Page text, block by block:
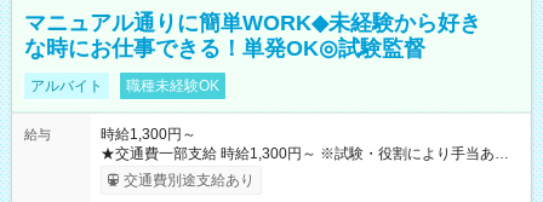
マニュアル通りに簡単WORK◆未経験から好き
な時にお仕事できる！単発OK◎試験監督
アルバイト 職種未経験OK
給与
時給1,300円～
★交通費一部支給 時給1,300円～ ※試験・役割により手当あり
※勤務回数により昇給あり 【即給（前払い）オプションあ
り！】 希望される場合、勤務から1週間ほどで給与の一部を受け
交通費別途支給あり